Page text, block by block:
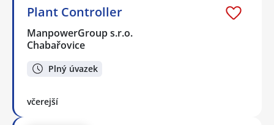
Plant Controller
ManpowerGroup s.r.o.
Chabařovice
Plný úvazek
včerejší